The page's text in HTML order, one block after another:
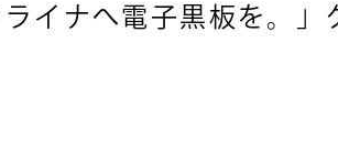
イナへ電子黒板を。